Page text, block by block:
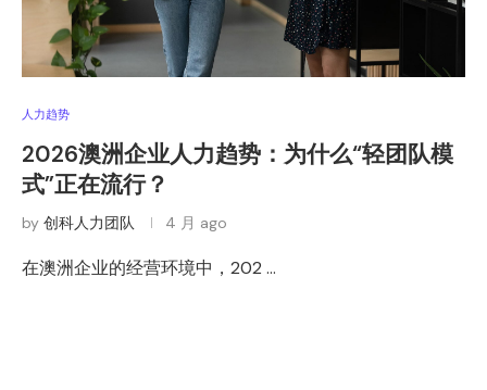
人力趋势
2026澳洲企业人力趋势：为什么“轻团队模
式”正在流行？
by 创科人力团队 4 月 ago
在澳洲企业的经营环境中，202 …